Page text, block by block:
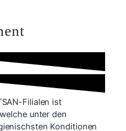
Filialen ist
unter den
Konditionen